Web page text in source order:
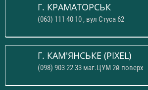
Г. КРАМАТОРСЬК
(063) 111 40 10 , вул Стуса 62
Г. КАМ'ЯНСЬКЕ (PIXEL)
(098) 903 22 33 маг.ЦУМ 2й поверх